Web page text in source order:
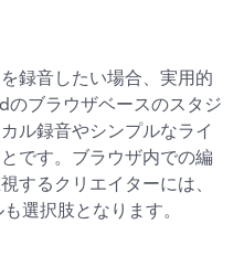
録音したい場合、実用的
ブラウザベースのスタジ
ル録音やシンプルなライ
です。ブラウザ内での編
するクリエイターには、
選択肢となります。